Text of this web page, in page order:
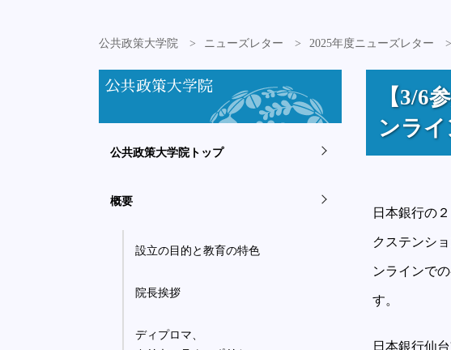
公共政策大学院 ニューズレター 2025年度ニューズレター
【3/6
ンラ
日本銀行の
クステンシ
ンラインで
す。
日本銀行仙
公共政策大学院
公共政策大学院トップ
概要
設立の目的と教育の特色
院長挨拶
ディプロマ、